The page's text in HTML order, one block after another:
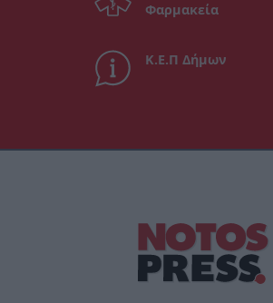
Φαρμακεία
Κ.Ε.Π Δήμων